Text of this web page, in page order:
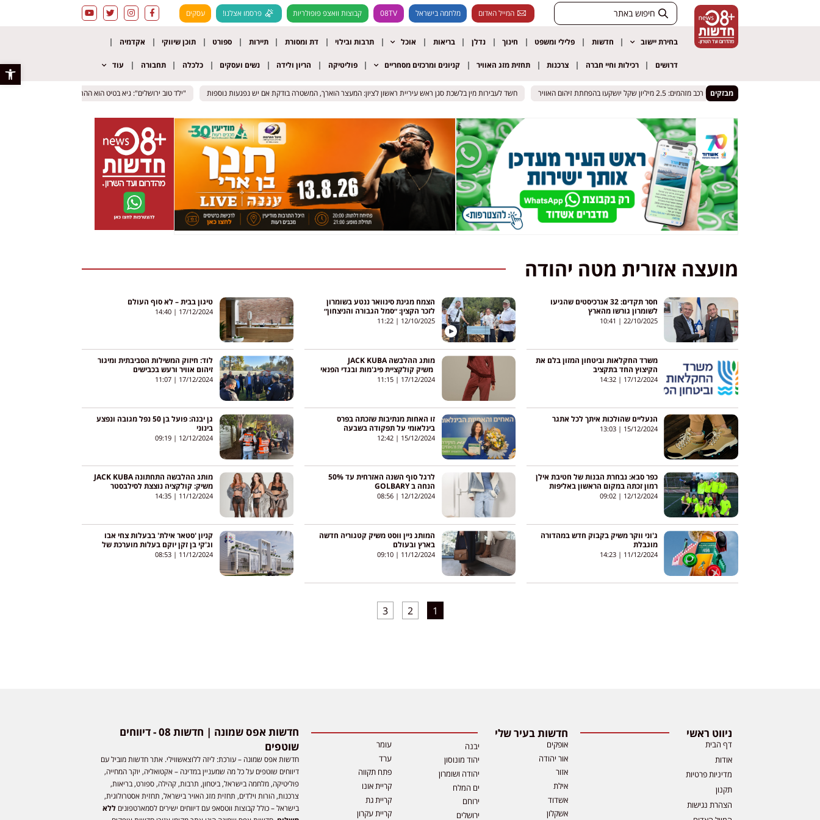
פתח
המייל האדום מלחמה בישראל 08TV קבוצות וואצפ פופולריות פרסמו אצלנו! עסקים
בחירת יישוב חדשות פלילי ומשפט חינוך נדלן בריאות אוכל תרבות ובילוי דת ומסורת תיירות ספורט תוכן שיווקי אקדמיה
דרושים רכילות וחיי חברה צרכנות תחזית מזג האוויר קניונים ומרכזים מסחריים פוליטיקה הריון ולידה נשים ועסקים כלכלה תחבורה עוד
מבזקים
חולון בדרך להגביל כלי רכב מזהמים: 2.5 מיליון שקל יושקעו בהפחתת זיהום האוויר חשד לעבירות מין בלשכת סגן ראש עיריית ראשון לציון: המעצר הוארך, המשטרה בודקת אם יש נפגעות נוספות חולון בדרך להגביל כלי רכב מזהמים: 2.5 מיליון שקל יושקעו בהפחתת זיהום האוויר חשד לעבירות מין בלשכת סגן ראש עיריית ראשון לציון: המעצר הוארך, המשטרה בודקת אם יש נפגעות נוספות "ילד טוב ירושלים": גיא בטיט הוא ההרוג בתאונת האופנוע הקטלנית
"ילד טוב ירושלים": גיא בטיט הוא ההרוג בתאונת האופנוע הקטלנית
מועצה אזורית מטה יהודה
חסר תקדים: 32 אנרכיסטים שהגיעו
לשומרון גורשו מהארץ
22/10/2025
הצמח מגינת סינוואר ננטע בשומרון
לזכר הקצין: ״סמל הגבורה והניצחון״
12/10/2025
טיגון בבית – לא סוף העולם
17/12/2024
14:40
משרד החקלאות וביטחון המזון בלם את
הקיצוץ החד בתקציב
17/12/2024
14:32
מותג ההלבשה JACK KUBA
משיק קולקציית פיג'מות ובגדי הפנאי
של DKNY
17/12/2024
לוד: חיזוק המשילות הסביבתית ומיגור
זיהום אוויר ורעש בכבישים
17/12/2024
11:07
הנעליים שהולכות איתך לכל אתגר
15/12/2024
13:03
זו האחות מנתיבות שזכתה בפרס
בינלאומי על תפקודה בשבעה
באוקטובר
15/12/2024
גן יבנה: פועל בן 50 נפל מגובה ונפצע
בינוני
12/12/2024
09:19
כפר סבא: נבחרת הבנות של חטיבת אילן
רמון זכתה במקום הראשון באליפות
הקטרגל
12/12/2024
09:02
לרגל סוף השנה האזרחית עד 50%
הנחה ב GOLBARY
12/12/2024
מותג ההלבשה התחתונה JACK KUBA
משיק: קולקציה נוצצת לסילבסטר
11/12/2024
14:35
ג'וני ווקר משיק בקבוק חדש במהדורה
מוגבלת
11/12/2024
14:23
המותג ניין ווסט משיק קטגוריה חדשה
בארץ ובעולם
11/12/2024
קניון 'סטאר אילת' בבעלות צחי אבו
וג'קי בן זקן יוקם בעלות מוערכת של
כמיליארד שקלים
11/12/2024
08:53
1
2
3
ניווט ראשי
דף הבית
אודות
מדיניות פרטיות
תקנון
הצהרת נגישות
חדשות בעיר שלי
אופקים
אור יהודה
אזור
אילת
אשדוד
אשקלון
יבנה
יהוד מונוסון
יהודה ושומרון
ים המלח
ירוחם
ירושלים
עומר
ערד
פתח תקווה
קריית אונו
קריית גת
קריית עקרון
חדשות אפס שמונה | חדשות 08 - דיווחים
שוטפים
חדשות אפס שמונה – עורכת: ליזה ללוצאשווילי. אתר חדשות מוביל עם
דיווחים שוטפים על כל מה שמעניין במדינה – אקטואליה, יוקר המחייה,
פוליטיקה, מלחמה בישראל, ביטחון, תרבות, קהילה, ספורט, בריאות,
צרכנות, הורות וילדים, תחזית מזג האויר בישראל, תחזית אסטרולוגית,
בישראל – כולל קבוצות ווטסאפ עם דיווחים ישירים לסמארטפוניםללא